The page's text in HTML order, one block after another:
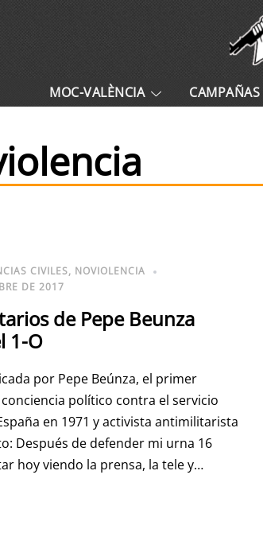
MOC-VALÈNCIA CAMPAÑAS
CIVILES, NOVIOLENCIA
DE 2017
de Pepe Beunza
1-O
por Pepe Beúnza, el primer
político contra el servicio
en 1971 y activista antimilitarista
Después de defender mi urna 16
hoy viendo la prensa, la tele y…